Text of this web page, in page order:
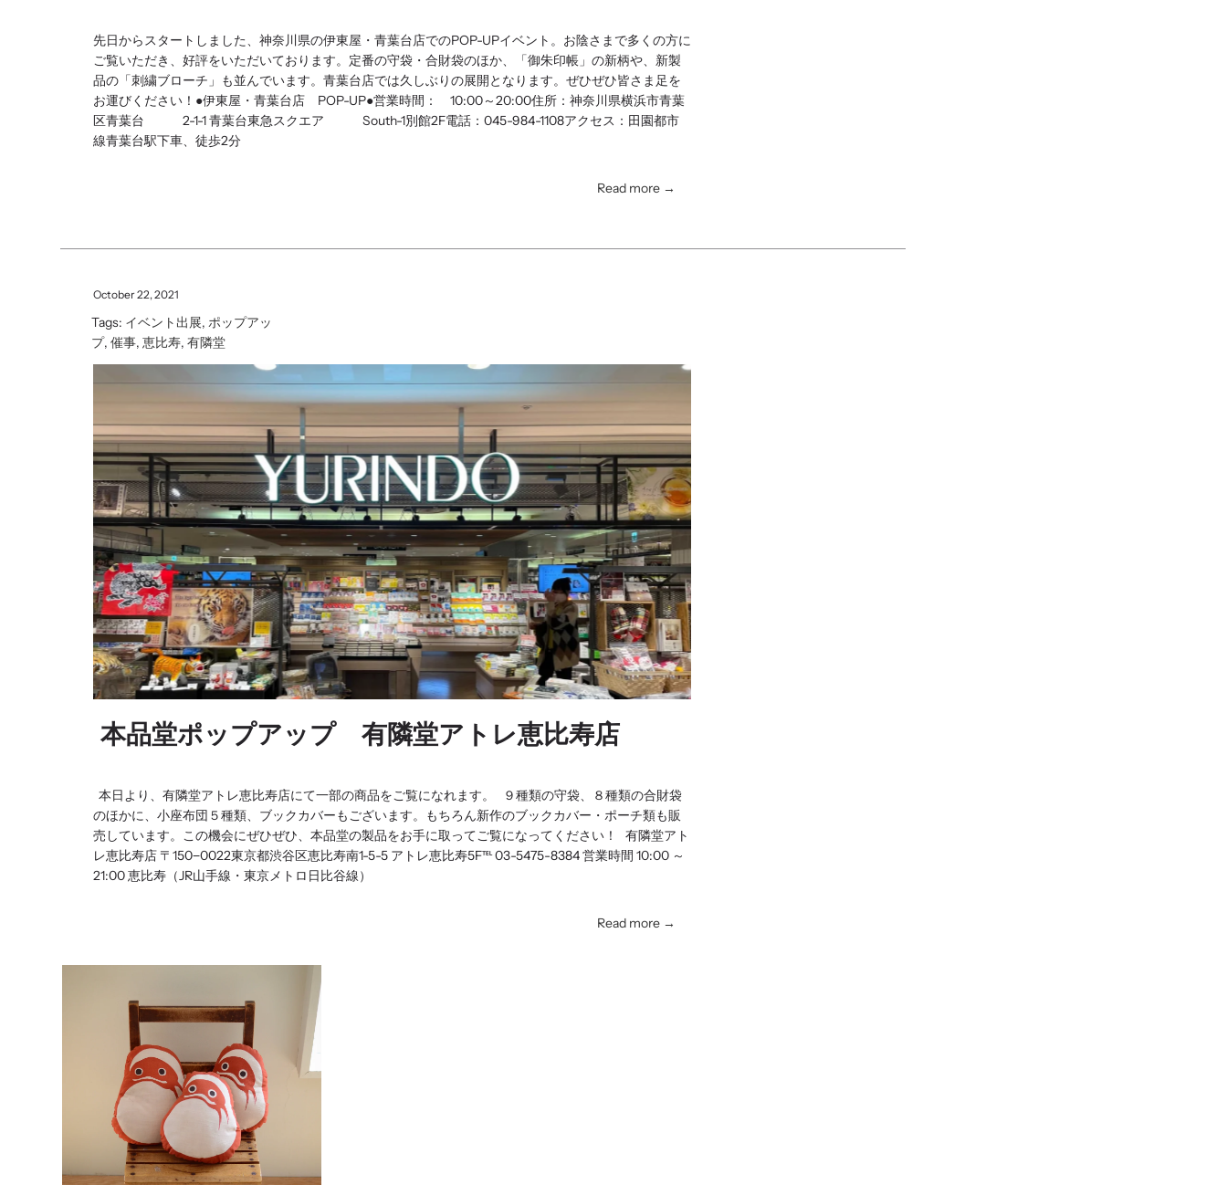
先日からスタートしました、神奈川県の伊東屋・青葉台店でのPOP-UPイベント。お陰さまで多くの方に
ご覧いただき、好評をいただいております。定番の守袋・合財袋のほか、「御朱印帳」の新柄や、新製
品の「刺繍ブローチ」も並んでいます。青葉台店では久しぶりの展開となります。ぜひぜひ皆さま足を
お運びください！●伊東屋・青葉台店 POP-UP●営業時間： 10:00～20:00住所：神奈川県横浜市青葉
区青葉台 2-1-1 青葉台東急スクエア South-1別館2F電話：045-984-1108アクセス：田園都市
線青葉台駅下車、徒歩2分
Read more →
October 22, 2021
Tags: イベント出展, ポップアッ
プ, 催事, 恵比寿, 有隣堂
本品堂ポップアップ 有隣堂アトレ恵比寿店
本日より、有隣堂アトレ恵比寿店にて一部の商品をご覧になれます。 ９種類の守袋、８種類の合財袋
のほかに、小座布団５種類、ブックカバーもございます。もちろん新作のブックカバー・ポーチ類も販
売しています。この機会にぜひぜひ、本品堂の製品をお手に取ってご覧になってください！ 有隣堂アト
レ恵比寿店 〒150−0022東京都渋谷区恵比寿南1-5-5 アトレ恵比寿5F℡ 03-5475-8384 営業時間 10:00 ～
21:00 恵比寿（JR山手線・東京メトロ日比谷線）
Read more →